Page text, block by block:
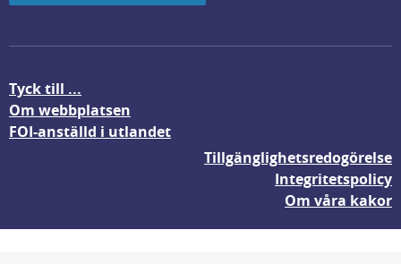
Tyck till ...
Om webbplatsen
FOI-anställd i utlandet
Tillgänglighetsredogörelse
Integritetspolicy
Om våra kakor